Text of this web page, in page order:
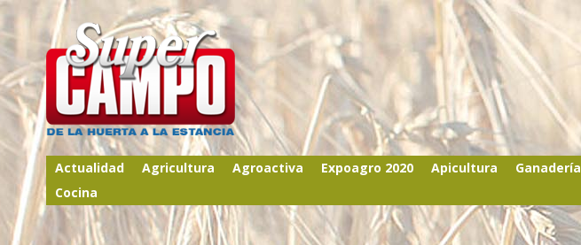
Actualidad Agricultura Agroactiva Expoagro 2020 Apicultura Ganadería
Cocina